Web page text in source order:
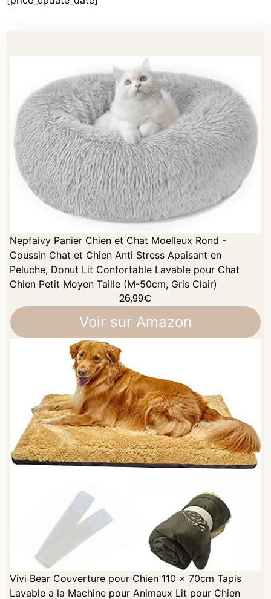
Nepfaivy Panier Chien et Chat Moelleux Rond -
Coussin Chat et Chien Anti Stress Apaisant en
Peluche, Donut Lit Confortable Lavable pour Chat
Chien Petit Moyen Taille (M-50cm, Gris Clair)
26,99€
Voir sur Amazon
Vivi Bear Couverture pour Chien 110 x 70cm Tapis
Lavable a la Machine pour Animaux Lit pour Chien